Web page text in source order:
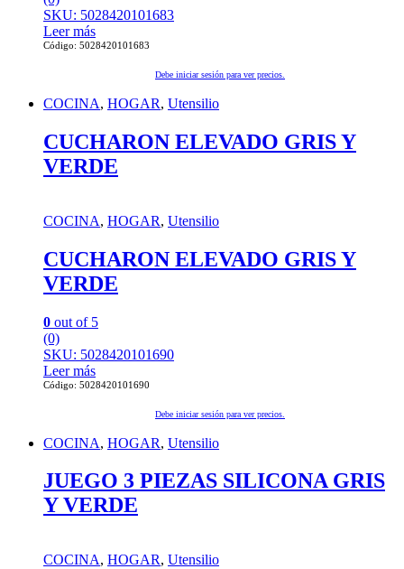
SKU: 5028420101683
Leer más
Código: 5028420101683
Debe iniciar sesión para ver precios.
COCINA, HOGAR, Utensilio
CUCHARON ELEVADO GRIS Y
VERDE
COCINA, HOGAR, Utensilio
CUCHARON ELEVADO GRIS Y
VERDE
0 out of 5
(0)
SKU: 5028420101690
Leer más
Código: 5028420101690
Debe iniciar sesión para ver precios.
COCINA, HOGAR, Utensilio
JUEGO 3 PIEZAS SILICONA GRIS
Y VERDE
COCINA, HOGAR, Utensilio